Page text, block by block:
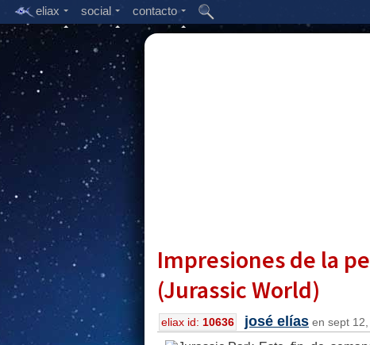
eliax social contacto
Impresiones de la
(Jurassic World)
eliax id: 10636 josé elías en sept